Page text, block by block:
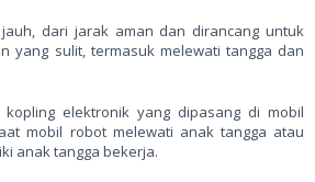
dari jarak aman dan dirancang untuk
yang sulit, termasuk melewati tangga dan
elektronik yang dipasang di mobil
mobil robot melewati anak tangga atau
anak tangga bekerja.